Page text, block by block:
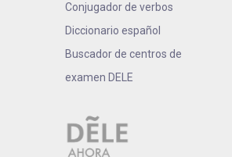
Conjugador de verbos
Diccionario español
Buscador de centros de
examen DELE